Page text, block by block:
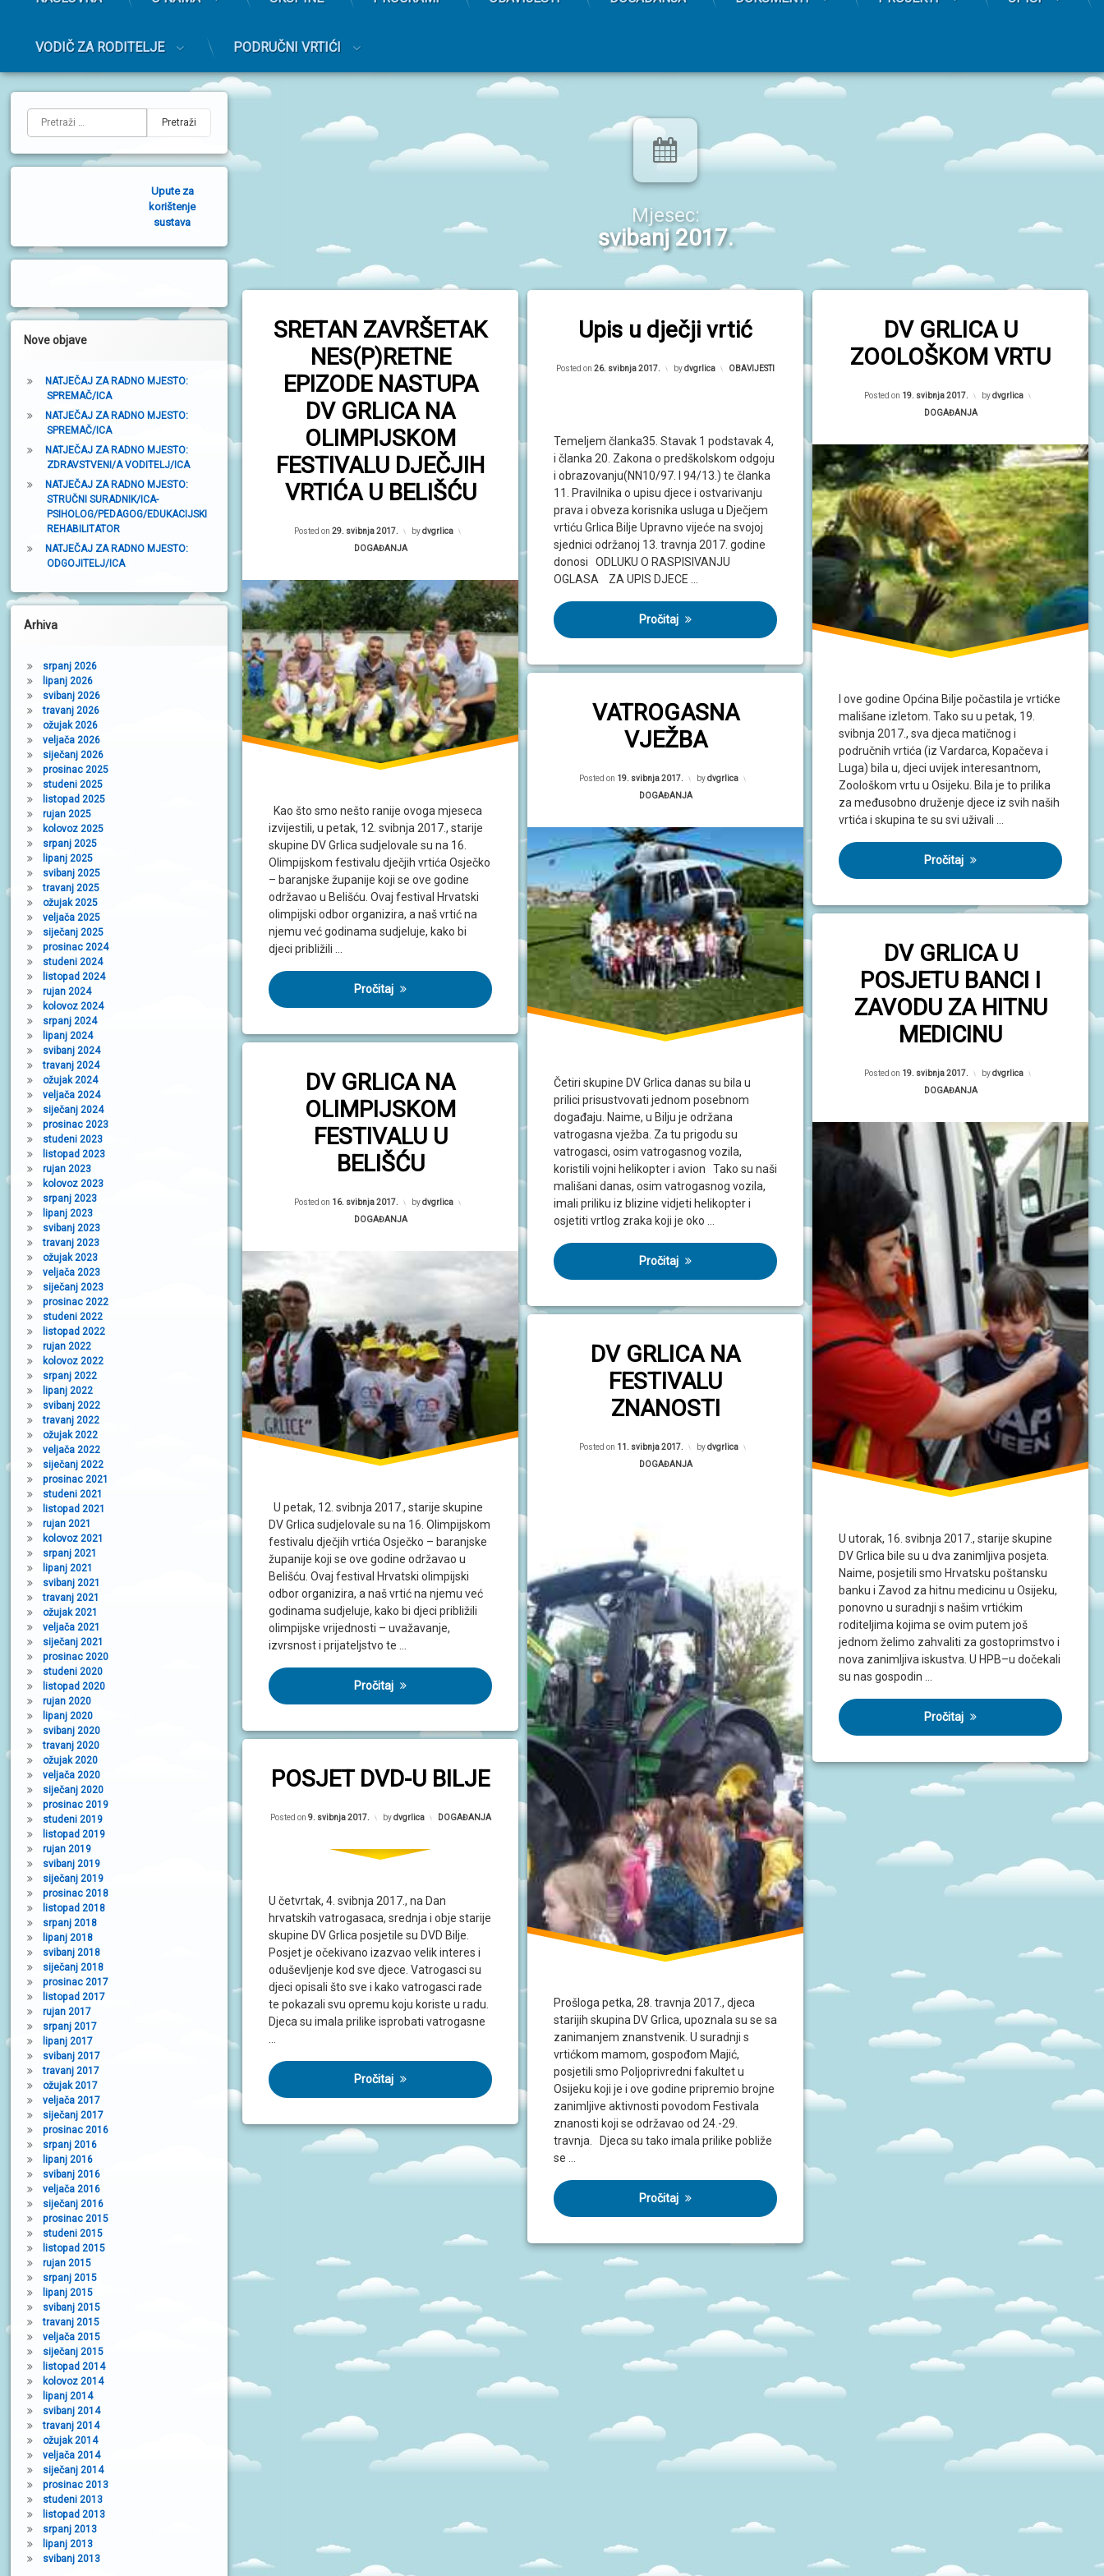
Preskoči
na
sadržaj
m
r
i
VODIČ ZA RODITELJE PODRUČNI VRTIĆI
Mjesec:
svibanj 2017.
SRETAN ZAVRŠETAK
NES(P)RETNE
EPIZODE NASTUPA
DV GRLICA NA
OLIMPIJSKOM
FESTIVALU DJEČJIH
VRTIĆA U BELIŠĆU
Posted on29. svibnja 2017. bydvgrlica
Kategorije:
DOGAĐANJA
Kao što smo nešto ranije ovoga mjeseca
izvijestili, u petak, 12. svibnja 2017., starije
skupine DV Grlica sudjelovale su na 16.
Olimpijskom festivalu dječjih vrtića Osječko
– baranjske županije koji se ove godine
održavao u Belišću. Ovaj festival Hrvatski
olimpijski odbor organizira, a naš vrtić na
njemu već godinama sudjeluje, kako bi
djeci približili …
Pročitaj
Upis u dječji vrtić
Posted on26. svibnja 2017. bydvgrlica Kategorije:
OBAVIJESTI
Temeljem članka35. Stavak 1 podstavak 4,
i članka 20. Zakona o predškolskom odgoju
i obrazovanju(NN10/97. I 94/13.) te članka
11. Pravilnika o upisu djece i ostvarivanju
prava i obveza korisnika usluga u Dječjem
vrtiću Grlica Bilje Upravno vijeće na svojoj
sjednici održanoj 13. travnja 2017. godine
donosi ODLUKU O RASPISIVANJU
OGLASA ZA UPIS DJECE …
Pročitaj
DV GRLICA U
ZOOLOŠKOM VRTU
Posted on 19. svibnja 2017. bydvgrlica
Kategorije:
DOGAĐANJA
I ove godine Općina Bilje počastila je vrtićke
mališane izletom. Tako su u petak, 19.
svibnja 2017., sva djeca matičnog i
područnih vrtića (iz Vardarca, Kopačeva i
Luga) bila u, djeci uvijek interesantnom,
Zoološkom vrtu u Osijeku. Bila je to prilika
za međusobno druženje djece iz svih naših
vrtića i skupina te su svi uživali …
Pročitaj
VATROGASNA
VJEŽBA
Posted on 19. svibnja 2017. bydvgrlica
Kategorije:
DOGAĐANJA
Četiri skupine DV Grlica danas su bila u
prilici prisustvovati jednom posebnom
događaju. Naime, u Bilju je održana
vatrogasna vježba. Za tu prigodu su
vatrogasci, osim vatrogasnog vozila,
koristili vojni helikopter i avion Tako su naši
mališani danas, osim vatrogasnog vozila,
imali priliku iz blizine vidjeti helikopter i
osjetiti vrtlog zraka koji je oko …
Pročitaj
DV GRLICA U
POSJETU BANCI I
ZAVODU ZA HITNU
MEDICINU
Posted on 19. svibnja 2017. bydvgrlica
Kategorije:
DOGAĐANJA
U utorak, 16. svibnja 2017., starije skupine
DV Grlica bile su u dva zanimljiva posjeta.
Naime, posjetili smo Hrvatsku poštansku
banku i Zavod za hitnu medicinu u Osijeku,
ponovno u suradnji s našim vrtićkim
roditeljima kojima se ovim putem još
jednom želimo zahvaliti za gostoprimstvo i
nova zanimljiva iskustva. U HPB–u dočekali
su nas gospodin …
Pročitaj
DV GRLICA NA
OLIMPIJSKOM
FESTIVALU U
BELIŠĆU
Posted on 16. svibnja 2017. bydvgrlica
Kategorije:
DOGAĐANJA
U petak, 12. svibnja 2017., starije skupine
DV Grlica sudjelovale su na 16. Olimpijskom
festivalu dječjih vrtića Osječko – baranjske
županije koji se ove godine održavao u
Belišću. Ovaj festival Hrvatski olimpijski
odbor organizira, a naš vrtić na njemu već
godinama sudjeluje, kako bi djeci približili
olimpijske vrijednosti – uvažavanje,
izvrsnost i prijateljstvo te …
Pročitaj
DV GRLICA NA
FESTIVALU
ZNANOSTI
Posted on 11. svibnja 2017. bydvgrlica
Kategorije:
DOGAĐANJA
Prošloga petka, 28. travnja 2017., djeca
starijih skupina DV Grlica, upoznala su se sa
zanimanjem znanstvenik. U suradnji s
vrtićkom mamom, gospođom Majić,
posjetili smo Poljoprivredni fakultet u
Osijeku koji je i ove godine pripremio brojne
zanimljive aktivnosti povodom Festivala
znanosti koji se održavao od 24.-29.
travnja. Djeca su tako imala prilike pobliže
se …
Pročitaj
POSJET DVD-U BILJE
Posted on 9. svibnja 2017. bydvgrlica Kategorije:
DOGAĐANJA
U četvrtak, 4. svibnja 2017., na Dan
hrvatskih vatrogasaca, srednja i obje starije
skupine DV Grlica posjetile su DVD Bilje.
Posjet je očekivano izazvao velik interes i
oduševljenje kod sve djece. Vatrogasci su
djeci opisali što sve i kako vatrogasci rade
te pokazali svu opremu koju koriste u radu.
Djeca su imala prilike isprobati vatrogasne
Pročitaj
j
b
č
Upute za
korištenje
sustava
Nove objave
NATJEČAJ ZA RADNO MJESTO:
SPREMAČ/ICA
NATJEČAJ ZA RADNO MJESTO:
SPREMAČ/ICA
NATJEČAJ ZA RADNO MJESTO:
ZDRAVSTVENI/A VODITELJ/ICA
NATJEČAJ ZA RADNO MJESTO:
STRUČNI SURADNIK/ICA-
PSIHOLOG/PEDAGOG/EDUKACIJSKI
REHABILITATOR
NATJEČAJ ZA RADNO MJESTO:
ODGOJITELJ/ICA
Arhiva
srpanj 2026
lipanj 2026
svibanj 2026
travanj 2026
ožujak 2026
veljača 2026
siječanj 2026
prosinac 2025
studeni 2025
listopad 2025
rujan 2025
kolovoz 2025
srpanj 2025
lipanj 2025
svibanj 2025
travanj 2025
ožujak 2025
veljača 2025
siječanj 2025
prosinac 2024
studeni 2024
listopad 2024
rujan 2024
kolovoz 2024
srpanj 2024
lipanj 2024
svibanj 2024
travanj 2024
ožujak 2024
veljača 2024
siječanj 2024
prosinac 2023
studeni 2023
listopad 2023
rujan 2023
kolovoz 2023
srpanj 2023
lipanj 2023
svibanj 2023
travanj 2023
ožujak 2023
veljača 2023
siječanj 2023
prosinac 2022
studeni 2022
listopad 2022
rujan 2022
kolovoz 2022
srpanj 2022
lipanj 2022
svibanj 2022
travanj 2022
ožujak 2022
veljača 2022
siječanj 2022
prosinac 2021
studeni 2021
listopad 2021
rujan 2021
kolovoz 2021
srpanj 2021
lipanj 2021
svibanj 2021
travanj 2021
ožujak 2021
veljača 2021
siječanj 2021
prosinac 2020
studeni 2020
listopad 2020
rujan 2020
lipanj 2020
svibanj 2020
travanj 2020
ožujak 2020
veljača 2020
siječanj 2020
prosinac 2019
studeni 2019
listopad 2019
rujan 2019
svibanj 2019
siječanj 2019
prosinac 2018
listopad 2018
srpanj 2018
lipanj 2018
svibanj 2018
siječanj 2018
prosinac 2017
listopad 2017
rujan 2017
srpanj 2017
lipanj 2017
svibanj 2017
travanj 2017
ožujak 2017
veljača 2017
siječanj 2017
prosinac 2016
srpanj 2016
lipanj 2016
svibanj 2016
veljača 2016
siječanj 2016
prosinac 2015
studeni 2015
listopad 2015
rujan 2015
srpanj 2015
lipanj 2015
svibanj 2015
travanj 2015
veljača 2015
siječanj 2015
listopad 2014
kolovoz 2014
lipanj 2014
svibanj 2014
travanj 2014
ožujak 2014
veljača 2014
siječanj 2014
prosinac 2013
studeni 2013
listopad 2013
srpanj 2013
lipanj 2013
svibanj 2013